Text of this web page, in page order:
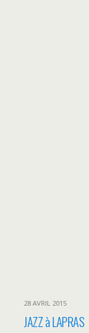
28 AVRIL 2015
JAZZ à LAPRAS